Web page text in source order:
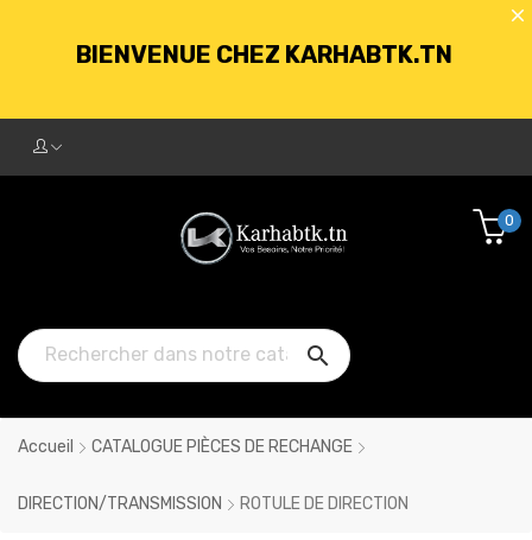
BIENVENUE CHEZ KARHABTK.TN
250DT D'ACHATS

0
Accueil CATALOGUE PIÈCES DE RECHANGE
DIRECTION/TRANSMISSION ROTULE DE DIRECTION